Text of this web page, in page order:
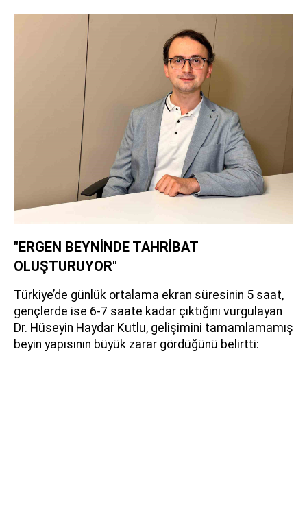
"ERGEN BEYNİNDE TAHRİBAT
OLUŞTURUYOR"
Türkiye’de günlük ortalama ekran süresinin 5 saat,
gençlerde ise 6-7 saate kadar çıktığını vurgulayan
Dr. Hüseyin Haydar Kutlu, gelişimini tamamlamamış
beyin yapısının büyük zarar gördüğünü belirtti: